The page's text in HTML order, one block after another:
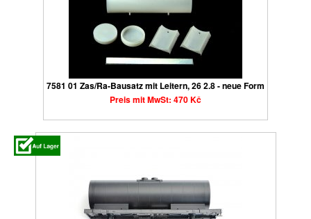
7581 01 Zas/Ra-Bausatz mit Leitern, 26 2.8 - neue Form
Preis mit MwSt: 470 Kč